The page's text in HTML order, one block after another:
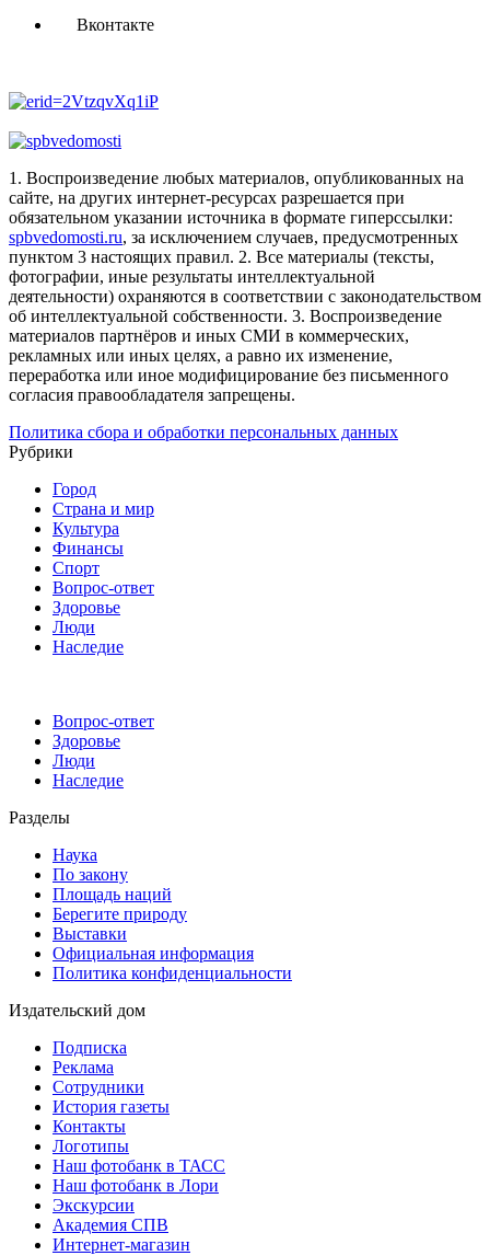
Вконтакте
1. Воспроизведение любых материалов, опубликованных на
сайте, на других интернет-ресурсах разрешается при
обязательном указании источника в формате гиперссылки:
spbvedomosti.ru, за исключением случаев, предусмотренных
пунктом 3 настоящих правил. 2. Все материалы (тексты,
фотографии, иные результаты интеллектуальной
деятельности) охраняются в соответствии с законодательством
об интеллектуальной собственности. 3. Воспроизведение
материалов партнёров и иных СМИ в коммерческих,
рекламных или иных целях, а равно их изменение,
переработка или иное модифицирование без письменного
согласия правообладателя запрещены.
Политика сбора и обработки персональных данных
Рубрики
Город
Страна и мир
Культура
Финансы
Спорт
Вопрос-ответ
Здоровье
Люди
Наследие
Вопрос-ответ
Здоровье
Люди
Наследие
Разделы
Наука
По закону
Площадь наций
Берегите природу
Выставки
Официальная информация
Политика конфиденциальности
Издательский дом
Подписка
Реклама
Сотрудники
История газеты
Контакты
Логотипы
Наш фотобанк в ТАСС
Наш фотобанк в Лори
Экскурсии
Академия СПВ
Интернет-магазин